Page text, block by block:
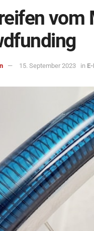
vom
15. September 2023 in